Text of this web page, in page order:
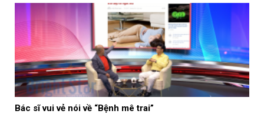
Bác sĩ vui vẻ nói về “Bệnh mê trai”